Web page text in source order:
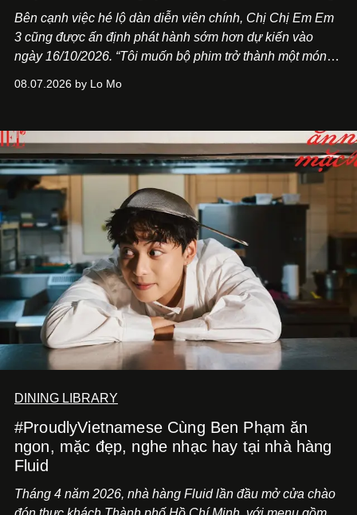
Bên cạnh việc hé lộ dàn diễn viên chính, Chị Chị Em Em
3 cũng được ấn định phát hành sớm hơn dự kiến vào
ngày 16/10/2026. “Tôi muốn bộ phim trở thành một món
Việt Nam”, NSX Will Vũ cho biết.
08.07.2026 by Lo Mo
DINING LIBRARY
#ProudlyVietnamese Cùng Ben Phạm ăn
ngon, mặc đẹp, nghe nhạc hay tại nhà hàng
Fluid
Tháng 4 năm 2026, nhà hàng Fluid lần đầu mở cửa chào